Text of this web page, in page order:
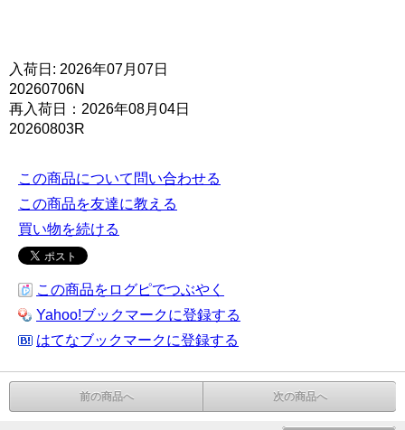
入荷日: 2026年07月07日
20260706N
再入荷日：2026年08月04日
20260803R
この商品について問い合わせる
この商品を友達に教える
買い物を続ける
この商品をログピでつぶやく
Yahoo!ブックマークに登録する
はてなブックマークに登録する
前の商品へ 次の商品へ